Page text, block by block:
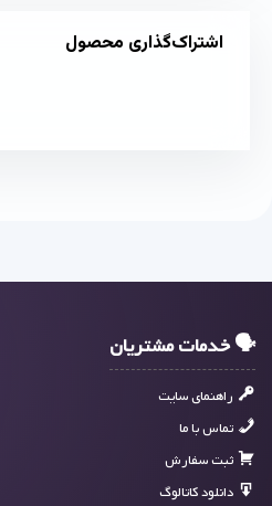
اشتراک‌گذاری محصول
🗣 خدمات مشتریان
راهنمای سایت
تماس با ما
ثبت سفارش
دانلود کاتالوگ